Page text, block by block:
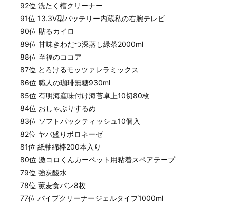
92位 洗たく槽クリーナー
91位 13.3V型バッテリー内蔵私の右腕テレビ
90位 貼るカイロ
89位 甘味きわだつ深蒸し緑茶2000ml
88位 至福のココア
87位 とろけるモッツァレラミックス
86位 職人の珈琲無糖930ml
85位 有明海産味付け海苔卓上10切80枚
84位 おしゃぶりするめ
83位 ソフトパックティッシュ10個入
82位 ヤバ盛りボロネーゼ
81位 紙軸綿棒200本入り
80位 激コロくんカーペット用粘着スペアテープ
79位 強炭酸水
78位 薫麦食パン8枚
77位 パイプクリーナージェルタイプ1000ml